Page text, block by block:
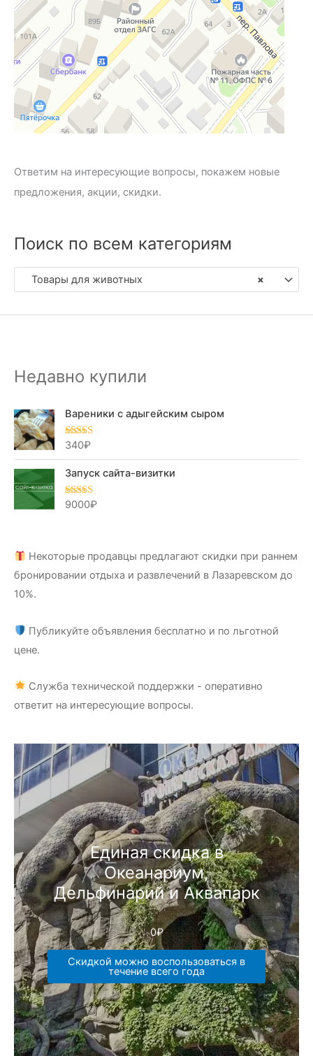
Ответим на интересующие вопросы, покажем новые
предложения, акции, скидки.
Поиск по всем категориям
×
Товары для животных
Недавно купили
Вареники с адыгейским сыром
Оценка
340₽
Запуск сайта-визитки
Оценка
9000₽
Некоторые продавцы предлагают скидки при раннем
бронировании отдыха и развлечений в Лазаревском до
10%.
Публикуйте объявления бесплатно и по льготной
цене.
Служба технической поддержки - оперативно
ответит на интересующие вопросы.
Единая скидка в
Океанариум,
Дельфинарий и Аквапарк
0₽
Скидкой можно воспользоваться в
течение всего года